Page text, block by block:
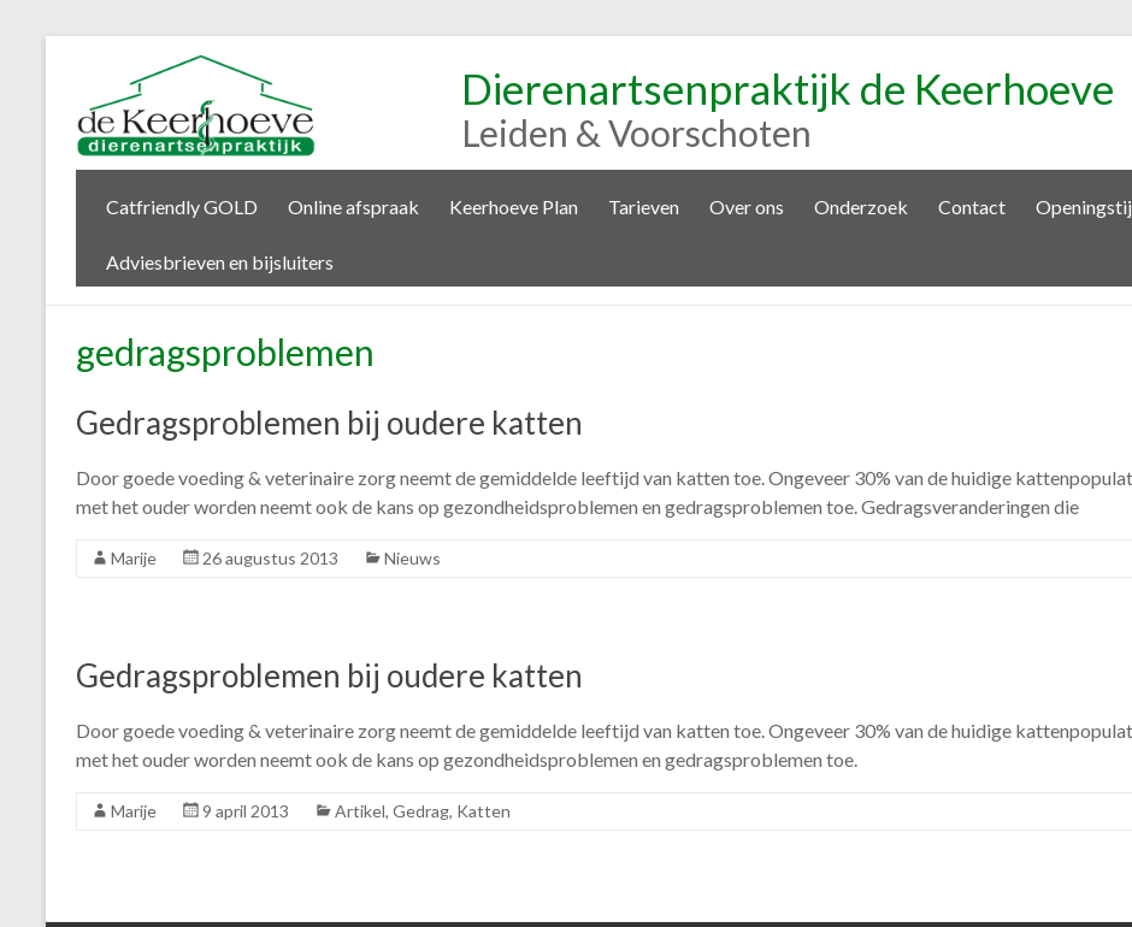
Dierenartsenpraktijk de Keerhoeve
Leiden & Voorschoten
Catfriendly GOLD Online afspraak Keerhoeve Plan Tarieven Over ons Onderzoek Contact
Adviesbrieven en bijsluiters
gedragsproblemen
Gedragsproblemen bij oudere katten
Door goede voeding & veterinaire zorg neemt de gemiddelde leeftijd van katten toe. Ongeveer 30% van de huidige
met het ouder worden neemt ook de kans op gezondheidsproblemen en gedragsproblemen toe. Gedragsveranderingen die
Marije 26 augustus 2013 Nieuws
Gedragsproblemen bij oudere katten
Door goede voeding & veterinaire zorg neemt de gemiddelde leeftijd van katten toe. Ongeveer 30% van de huidige
met het ouder worden neemt ook de kans op gezondheidsproblemen en gedragsproblemen toe.
Marije 9 april 2013 Artikel, Gedrag, Katten